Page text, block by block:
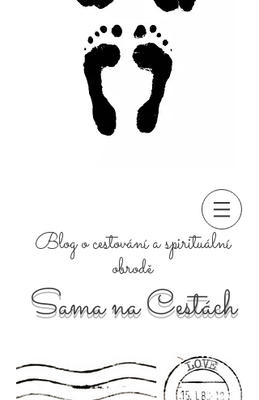
Sama na Cestách
Blog o cestování a spirituální
obrodě